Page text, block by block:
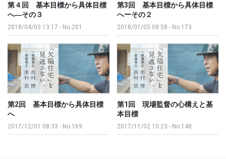
第４回 基本目標から具体目標
へ―その３
2018/04/03 13:17 - No.201
第3回 基本目標から具体目標
へーその２
2018/01/05 08:58 - No.173
第2回 基本目標から具体目標
へ
2017/12/01 08:33 - No.169
第1回 現場監督の心構えと基
本目標
2017/11/02 10:23 - No.148